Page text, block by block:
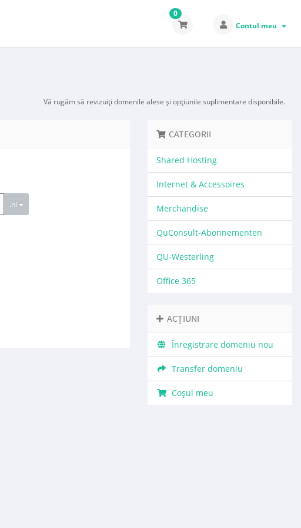
0
Contul meu
Vă rugăm să revizuiți domenile alese și opțiunile suplimentare disponibile.
.nl
CATEGORII
Shared Hosting
Internet & Accessoires
Merchandise
QuConsult-Abonnementen
QU-Westerling
Office 365
ACȚIUNI
Înregistrare domeniu nou
Transfer domeniu
Coșul meu